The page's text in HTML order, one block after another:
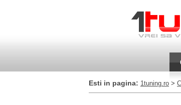
Esti in pagina: 1tuning.ro >